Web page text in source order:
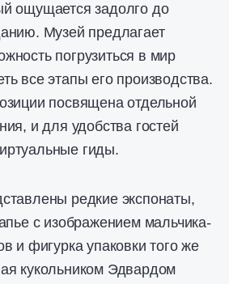
ощущается задолго до
Музей предлагает
погрузиться в мир
все этапы его производства.
посвящена отдельной
и для удобства гостей
гиды.
редкие экспонаты,
с изображением мальчика-
и фигурка упаковки того же
кукольником Эдвардом